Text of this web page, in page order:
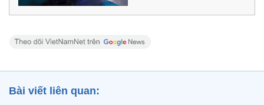
Bài viết liên quan: